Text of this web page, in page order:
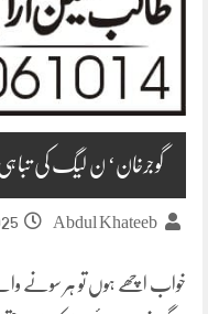
گوجرخان‘ ن لیگ کی
Abdul Khateeb
خواب اچھے ہوں تو ہر سونے